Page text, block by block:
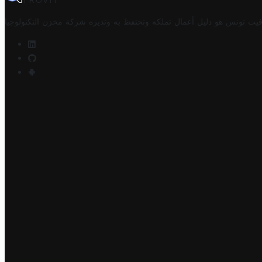
تونس هو دليل أعمال تملكه وتحتفظ به وتديره شركة مخزن التكنولوجيا